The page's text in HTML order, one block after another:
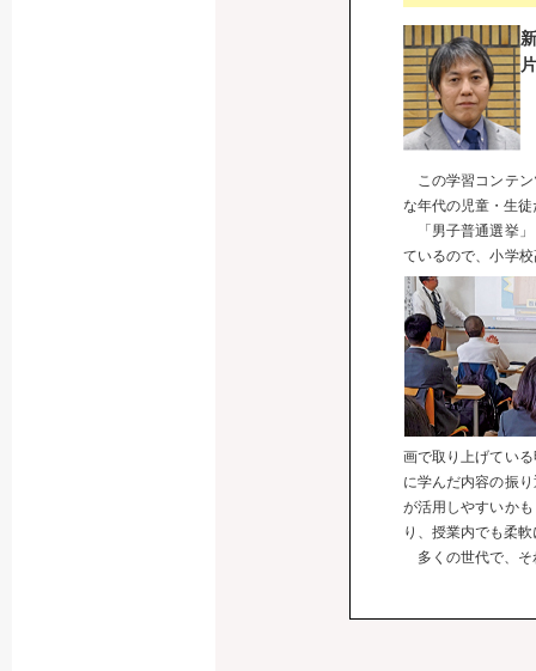
この学習コンテン
な年代の児童・生
「男子普通選挙」
ているので、小学
画で取り上げてい
に学んだ内容の振
が活用しやすいか
り、授業内でも柔
多くの世代で、そ